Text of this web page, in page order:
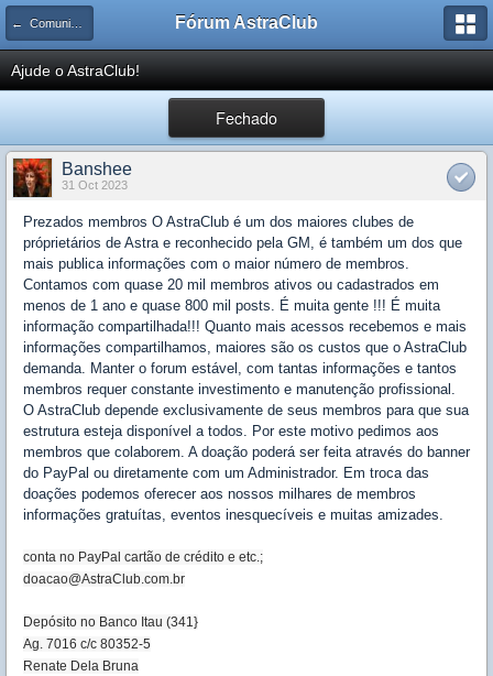
← Comunicados do AstraClub Fórum AstraClub
Ajude o AstraClub!
Fechado
Banshee
31 Oct 2023
Prezados membros O AstraClub é um dos maiores clubes de
próprietários de Astra e reconhecido pela GM, é também um dos que
mais publica informações com o maior número de membros.
Contamos com quase 20 mil membros ativos ou cadastrados em
menos de 1 ano e quase 800 mil posts. É muita gente !!! É muita
informação compartilhada!!! Quanto mais acessos recebemos e mais
informações compartilhamos, maiores são os custos que o AstraClub
demanda. Manter o forum estável, com tantas informações e tantos
membros requer constante investimento e manutenção profissional.
O AstraClub depende exclusivamente de seus membros para que sua
estrutura esteja disponível a todos. Por este motivo pedimos aos
membros que colaborem. A doação poderá ser feita através do banner
do PayPal ou diretamente com um Administrador. Em troca das
doações podemos oferecer aos nossos milhares de membros
informações gratuítas, eventos inesquecíveis e muitas amizades.
conta no PayPal cartão de crédito e etc.;
doacao@AstraClub.com.br
Depósito no Banco Itau (341}
Ag. 7016 c/c 80352-5
Renate Dela Bruna